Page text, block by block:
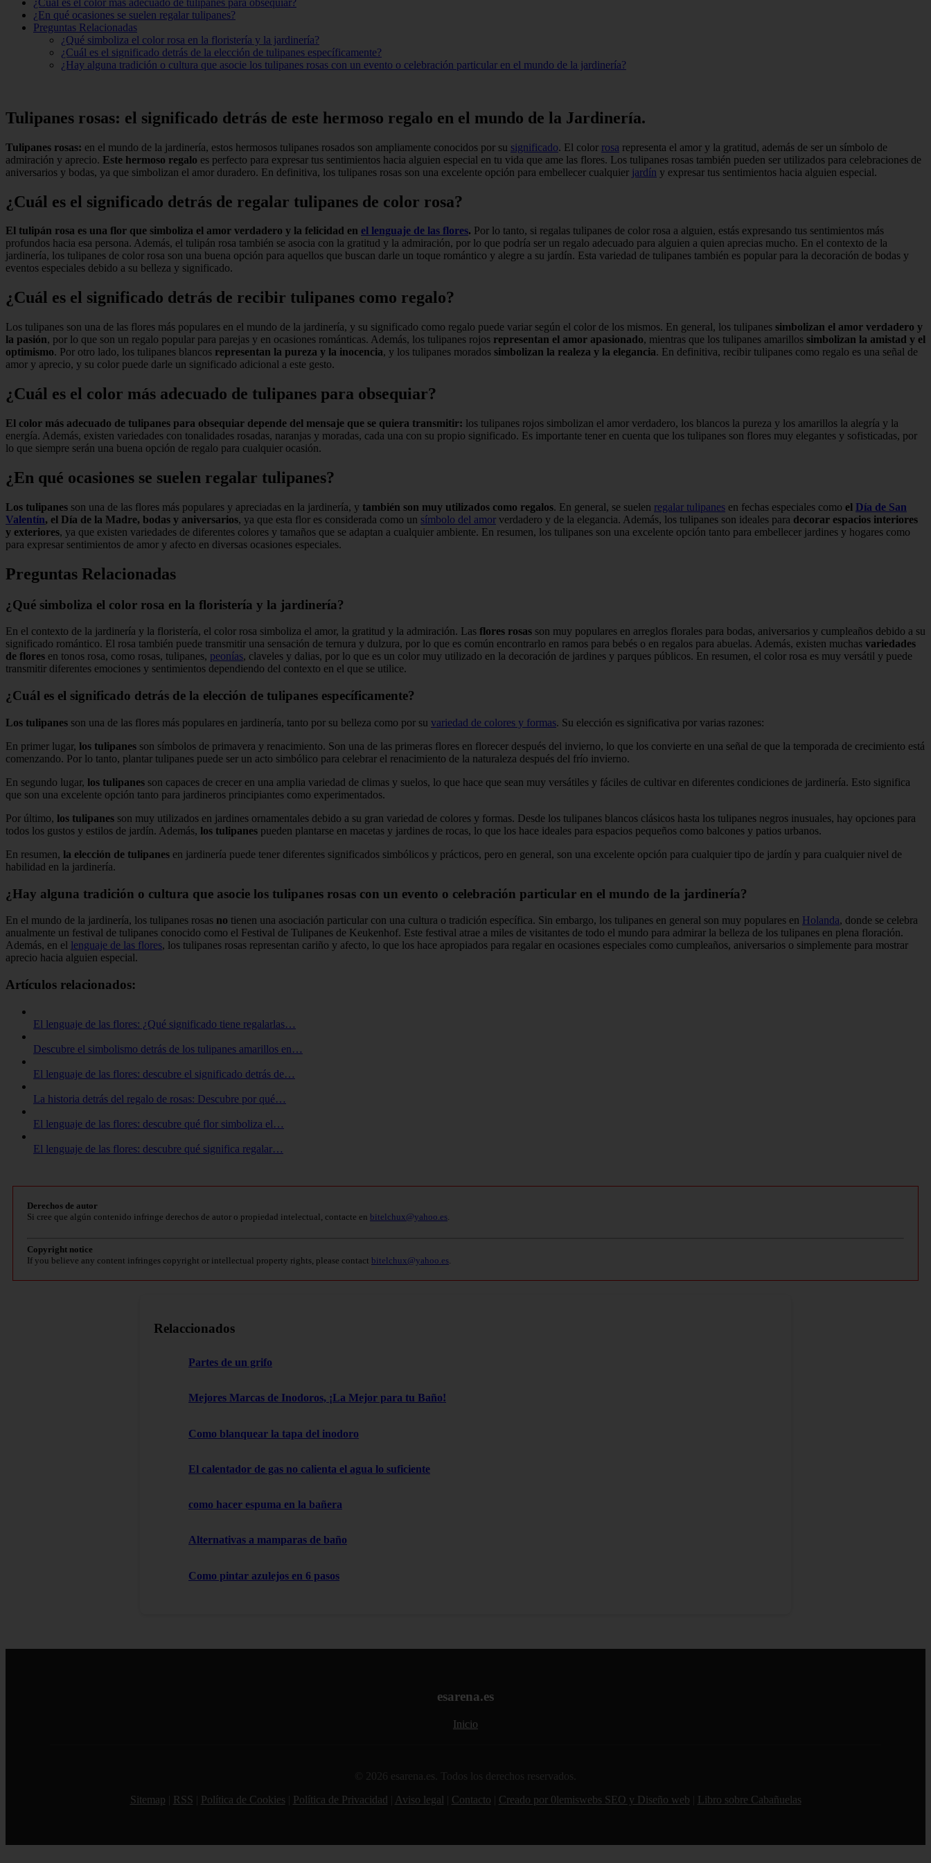
¿En qué ocasiones se suelen regalar tulipanes?
Preguntas Relacionadas
¿Qué simboliza el color rosa en la floristería y la jardinería?
¿Cuál es el significado detrás de la elección de tulipanes específicamente?
¿Hay alguna tradición o cultura que asocie los tulipanes rosas con un evento o celebración particular en el mundo de la jardinería?
Tulipanes rosas: el significado detrás de este hermoso regalo en el mundo de la Jardinería.
Tulipanes rosas: en el mundo de la jardinería, estos hermosos tulipanes rosados son ampliamente conocidos por su significado. El color rosa representa el amor y la gratitud, además de ser un símbolo de
admiración y aprecio. Este hermoso regalo es perfecto para expresar tus sentimientos hacia alguien especial en tu vida que ame las flores. Los tulipanes rosas también pueden ser utilizados para celebraciones de
aniversarios y bodas, ya que simbolizan el amor duradero. En definitiva, los tulipanes rosas son una excelente opción para embellecer cualquier jardín y expresar tus sentimientos hacia alguien especial.
¿Cuál es el significado detrás de regalar tulipanes de color rosa?
El tulipán rosa es una flor que simboliza el amor verdadero y la felicidad en el lenguaje de las flores. Por lo tanto, si regalas tulipanes de color rosa a alguien, estás expresando tus sentimientos más
profundos hacia esa persona. Además, el tulipán rosa también se asocia con la gratitud y la admiración, por lo que podría ser un regalo adecuado para alguien a quien aprecias mucho. En el contexto de la
jardinería, los tulipanes de color rosa son una buena opción para aquellos que buscan darle un toque romántico y alegre a su jardín. Esta variedad de tulipanes también es popular para la decoración de bodas y
eventos especiales debido a su belleza y significado.
¿Cuál es el significado detrás de recibir tulipanes como regalo?
Los tulipanes son una de las flores más populares en el mundo de la jardinería, y su significado como regalo puede variar según el color de los mismos. En general, los tulipanes simbolizan el amor verdadero y
la pasión, por lo que son un regalo popular para parejas y en ocasiones románticas. Además, los tulipanes rojos representan el amor apasionado, mientras que los tulipanes amarillos simbolizan la amistad y el
optimismo. Por otro lado, los tulipanes blancos representan la pureza y la inocencia, y los tulipanes morados simbolizan la realeza y la elegancia. En definitiva, recibir tulipanes como regalo es una señal de
amor y aprecio, y su color puede darle un significado adicional a este gesto.
¿Cuál es el color más adecuado de tulipanes para obsequiar?
El color más adecuado de tulipanes para obsequiar depende del mensaje que se quiera transmitir: los tulipanes rojos simbolizan el amor verdadero, los blancos la pureza y los amarillos la alegría y la
energía. Además, existen variedades con tonalidades rosadas, naranjas y moradas, cada una con su propio significado. Es importante tener en cuenta que los tulipanes son flores muy elegantes y sofisticadas, por
lo que siempre serán una buena opción de regalo para cualquier ocasión.
¿En qué ocasiones se suelen regalar tulipanes?
Los tulipanes son una de las flores más populares y apreciadas en la jardinería, y también son muy utilizados como regalos. En general, se suelen regalar tulipanes en fechas especiales como el Día de San
Valentín, el Día de la Madre, bodas y aniversarios, ya que esta flor es considerada como un símbolo del amor verdadero y de la elegancia. Además, los tulipanes son ideales para decorar espacios interiores
y exteriores, ya que existen variedades de diferentes colores y tamaños que se adaptan a cualquier ambiente. En resumen, los tulipanes son una excelente opción tanto para embellecer jardines y hogares como
para expresar sentimientos de amor y afecto en diversas ocasiones especiales.
Preguntas Relacionadas
¿Qué simboliza el color rosa en la floristería y la jardinería?
En el contexto de la jardinería y la floristería, el color rosa simboliza el amor, la gratitud y la admiración. Las flores rosas son muy populares en arreglos florales para bodas, aniversarios y cumpleaños debido a su
significado romántico. El rosa también puede transmitir una sensación de ternura y dulzura, por lo que es común encontrarlo en ramos para bebés o en regalos para abuelas. Además, existen muchas variedades
de flores en tonos rosa, como rosas, tulipanes, peonías, claveles y dalias, por lo que es un color muy utilizado en la decoración de jardines y parques públicos. En resumen, el color rosa es muy versátil y puede
transmitir diferentes emociones y sentimientos dependiendo del contexto en el que se utilice.
¿Cuál es el significado detrás de la elección de tulipanes específicamente?
Los tulipanes son una de las flores más populares en jardinería, tanto por su belleza como por su variedad de colores y formas. Su elección es significativa por varias razones:
En primer lugar, los tulipanes son símbolos de primavera y renacimiento. Son una de las primeras flores en florecer después del invierno, lo que los convierte en una señal de que la temporada de crecimiento está
comenzando. Por lo tanto, plantar tulipanes puede ser un acto simbólico para celebrar el renacimiento de la naturaleza después del frío invierno.
En segundo lugar, los tulipanes son capaces de crecer en una amplia variedad de climas y suelos, lo que hace que sean muy versátiles y fáciles de cultivar en diferentes condiciones de jardinería. Esto significa
que son una excelente opción tanto para jardineros principiantes como experimentados.
Por último, los tulipanes son muy utilizados en jardines ornamentales debido a su gran variedad de colores y formas. Desde los tulipanes blancos clásicos hasta los tulipanes negros inusuales, hay opciones para
todos los gustos y estilos de jardín. Además, los tulipanes pueden plantarse en macetas y jardines de rocas, lo que los hace ideales para espacios pequeños como balcones y patios urbanos.
En resumen, la elección de tulipanes en jardinería puede tener diferentes significados simbólicos y prácticos, pero en general, son una excelente opción para cualquier tipo de jardín y para cualquier nivel de
habilidad en la jardinería.
¿Hay alguna tradición o cultura que asocie los tulipanes rosas con un evento o celebración particular en el mundo de la jardinería?
En el mundo de la jardinería, los tulipanes rosas no tienen una asociación particular con una cultura o tradición específica. Sin embargo, los tulipanes en general son muy populares en Holanda, donde se celebra
anualmente un festival de tulipanes conocido como el Festival de Tulipanes de Keukenhof. Este festival atrae a miles de visitantes de todo el mundo para admirar la belleza de los tulipanes en plena floración.
Además, en el lenguaje de las flores, los tulipanes rosas representan cariño y afecto, lo que los hace apropiados para regalar en ocasiones especiales como cumpleaños, aniversarios o simplemente para mostrar
aprecio hacia alguien especial.
Artículos relacionados:
El lenguaje de las flores: ¿Qué significado tiene regalarlas…
Descubre el simbolismo detrás de los tulipanes amarillos en…
El lenguaje de las flores: descubre el significado detrás de…
La historia detrás del regalo de rosas: Descubre por qué…
El lenguaje de las flores: descubre qué flor simboliza el…
El lenguaje de las flores: descubre qué significa regalar…
Derechos de autor
Si cree que algún contenido infringe derechos de autor o propiedad intelectual, contacte en bitelchux@yahoo.es
Copyright notice
If you believe any content infringes copyright or intellectual property rights, please contact bitelchux@yahoo.es
Relaccionados
Partes de un grifo
Mejores Marcas de Inodoros, ¡La Mejor para tu Baño!
Como blanquear la tapa del inodoro
El calentador de gas no calienta el agua lo suficiente
como hacer espuma en la bañera
Alternativas a mamparas de baño
Como pintar azulejos en 6 pasos
esarena.es
Inicio
© 2026 esarena.es. Todos los derechos reservados.
Sitemap
RSS Política de Cookies Política de Privacidad Aviso legal Contacto Creado por 0lemiswebs SEO y Diseño web Libro sobre Cabañuelas